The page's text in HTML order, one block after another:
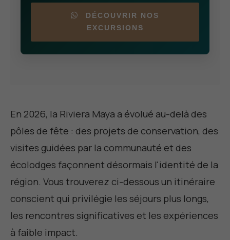
DÉCOUVRIR NOS
EXCURSIONS
En 2026, la Riviera Maya a évolué au-delà des
pôles de fête : des projets de conservation, des
visites guidées par la communauté et des
écolodges façonnent désormais l'identité de la
région. Vous trouverez ci-dessous un itinéraire
conscient qui privilégie les séjours plus longs,
les rencontres significatives et les expériences
à faible impact.